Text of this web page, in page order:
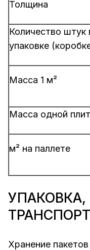
Толщина
Количество штук
упаковке
Масса 1 м²
Масса одной
м² на паллете
УПАКОВКА,
Хранение